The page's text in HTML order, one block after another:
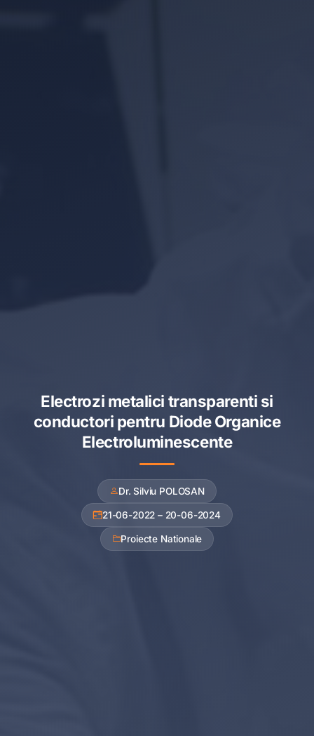
Electrozi metalici transparenti si
conductori pentru Diode Organice
Electroluminescente
Dr. Silviu POLOSAN
21-06-2022 – 20-06-2024
Proiecte Nationale